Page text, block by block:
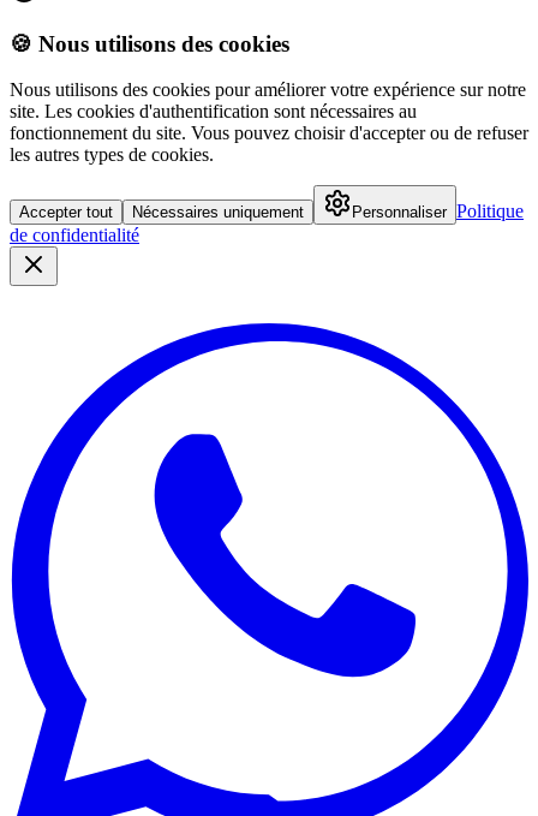
🍪 Nous utilisons des cookies
Nous utilisons des cookies pour améliorer votre expérience sur notre
site. Les cookies d'authentification sont nécessaires au
fonctionnement du site. Vous pouvez choisir d'accepter ou de refuser
les autres types de cookies.
Accepter tout Nécessaires uniquement Personnaliser Politique
de confidentialité